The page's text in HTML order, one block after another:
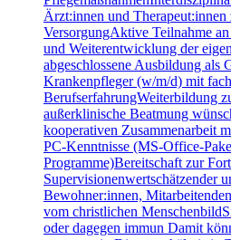
Ärzt:innen und Therapeut:innen
VersorgungAktive Teilnahme
und Weiterentwicklung der
abgeschlossene Ausbildung als
Krankenpfleger (w/m/d) mit
BerufserfahrungWeiterbildung
außerklinische Beatmung
kooperativen Zusammenarbeit
PC-Kenntnisse (MS-Office-
Programme)Bereitschaft zur
Supervisionenwertschätzender
Bewohner:innen,
vom christlichen
oder dagegen immun Damit